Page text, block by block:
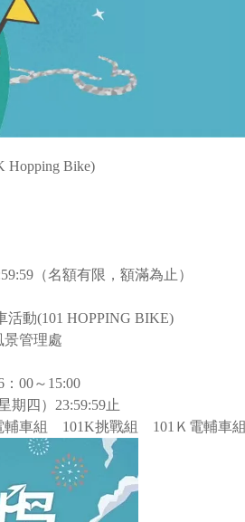
Hopping Bike)
（名額有限，額滿為止）
動(101 HOPPING BIKE)
管理處
00～15:00
四）23:59:59止
車組 101K挑戰組 101Ｋ電輔車組